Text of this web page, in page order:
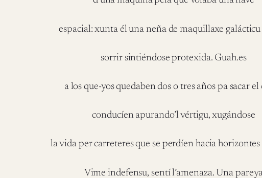
espacial: xunta él una neña de maquillaxe
sorrir sintiéndose protexida. Guah.es
a los que-yos quedaben dos o tres años pa sacar el
conducíen apurando’l vértigu, xugándose
la vida per carreteres que se perdíen hacia horizontes
Vime indefensu, sentí l’amenaza. Una